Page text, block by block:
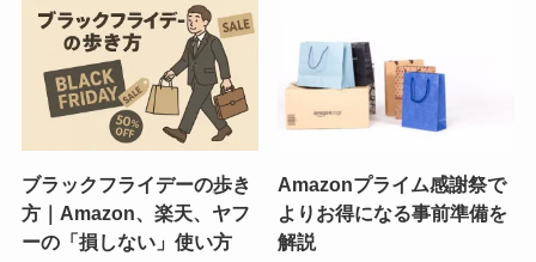
ブラックフライデーの歩き
方｜Amazon、楽天、ヤフ
ーの「損しない」使い方
Amazonプライム感謝祭で
よりお得になる事前準備を
解説